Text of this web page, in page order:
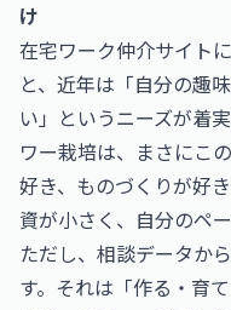
け
在宅ワーク仲介サイト
と、近年は「自分の趣
い」というニーズが着
ワー栽培は、まさにこ
好き、ものづくりが好
資が小さく、自分のペ
ただし、相談データか
す。それは「作る・育